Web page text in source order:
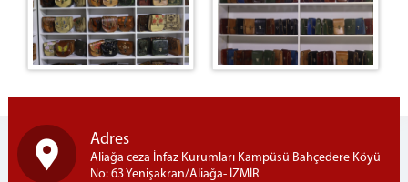
Adres
Aliağa ceza İnfaz Kurumları Kampüsü Bahçedere Köyü
No: 63 Yenişakran/Aliağa- İZMİR